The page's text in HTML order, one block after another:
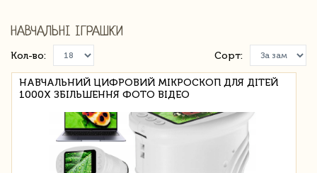
НАВЧАЛЬНІ ІГРАШКИ
Кол-во: Сорт:
НАВЧАЛЬНИЙ ЦИФРОВИЙ МІКРОСКОП ДЛЯ ДІТЕЙ
1000Х ЗБІЛЬШЕННЯ ФОТО ВІДЕО